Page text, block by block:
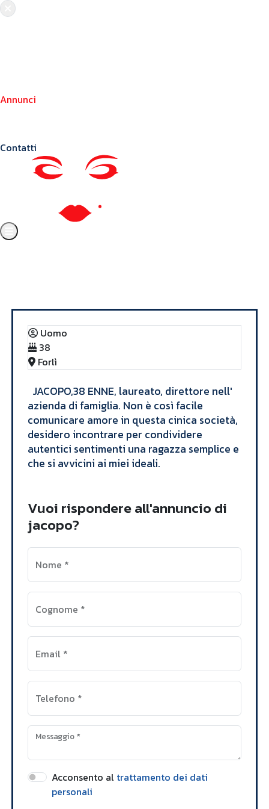
Annunci
Contatti
Annunci
Uomo
38
Forlì
JACOPO,38 ENNE, laureato, direttore nell'
azienda di famiglia. Non è così facile
comunicare amore in questa cinica società,
desidero incontrare per condividere
autentici sentimenti una ragazza semplice e
che si avvicini ai miei ideali. ​
Vuoi rispondere all'annuncio di
jacopo?
Nome *
Cognome *
Email *
Telefono *
Messaggio*
Acconsento al trattamento dei dati
personali